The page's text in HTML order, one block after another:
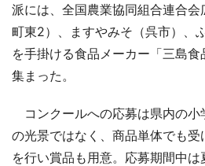
派には、全国農業協同組合連合
町東2）、ますやみそ（呉市）、
を手掛ける食品メーカー「三島
集まった。
コンクールへの応募は県内の小
の光景ではなく、商品単体でも
を行い賞品も用意。応募期間中